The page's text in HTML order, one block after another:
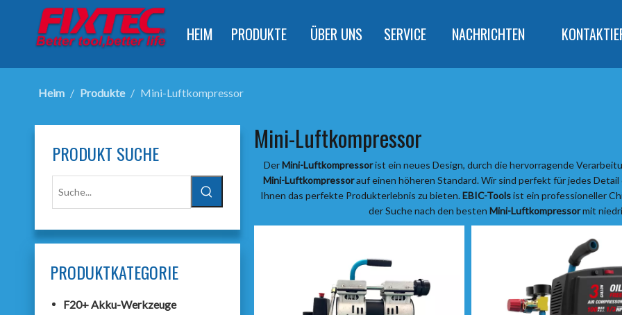
HEIM PRODUKTE ÜBER UNS SERVICE NACHRICHTEN
Heim / Produkte / Mini-Luftkompressor
PRODUKT SUCHE
PRODUKTKATEGORIE
F20+ Akku-Werkzeuge
Mini-Luftkompressor
DerMini-Luftkompressorist ein neues Design, durch die hervorragende
Mini-Luftkompressorauf einen höheren Standard. Wir sind perfekt für jedes Detail
Ihnen das perfekte Produkterlebnis zu bieten.EBIC-Toolsist ein professioneller
der Suche nach den besten Mini-Luftkompressormit